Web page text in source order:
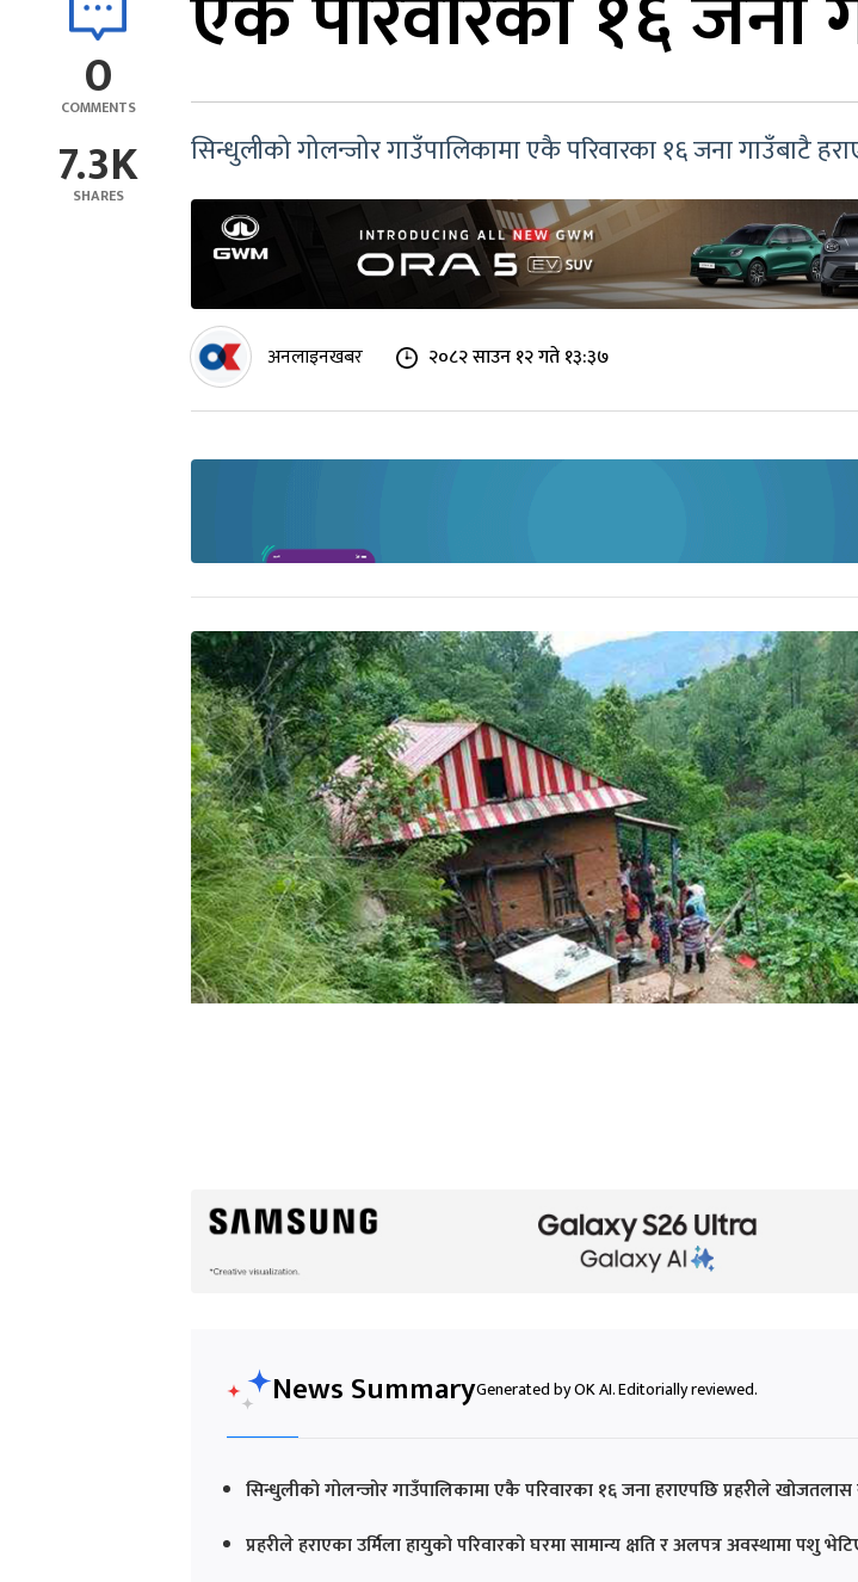
0
COMMENTS
7.3K
SHARES
सिन्धुलीको गोलन्जोर गाउँपालिकामा एकै परिवारका १६ जना गाउँबाटै
अनलाइनखबर २०८२ साउन १२ गते १३:३७
News SummaryGenerated by OK AI. Editorially reviewed.
सिन्धुलीको गोलन्जोर गाउँपालिकामा एकै परिवारका १६ जना हराएपछि प्रहरीले
प्रहरीले हराएका उर्मिला हायुको परिवारको घरमा सामान्य क्षति र अलपत्र अवस्थामा पशु